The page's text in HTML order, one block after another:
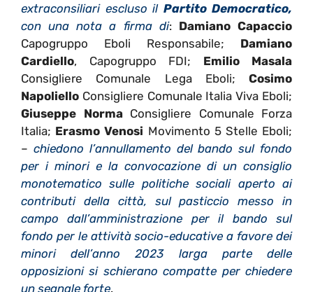
extraconsiliari escluso il Partito Democratico,
con una nota a firma di: Damiano Capaccio
Capogruppo Eboli Responsabile; Damiano
Cardiello, Capogruppo FDI; Emilio Masala
Consigliere Comunale Lega Eboli; Cosimo
Napoliello Consigliere Comunale Italia Viva Eboli;
Giuseppe NormaConsigliere Comunale Forza
Italia; Erasmo Venosi Movimento 5 Stelle Eboli;
– chiedono l’annullamento del bando sul fondo
per i minori e la convocazione di un consiglio
monotematico sulle politiche sociali aperto ai
contributi della città, sul pasticcio messo in
campo dall’amministrazione per il bando sul
fondo per le attività socio-educative a favore dei
minori dell’anno 2023 larga parte delle
opposizioni si schierano compatte per chiedere
un segnale forte.